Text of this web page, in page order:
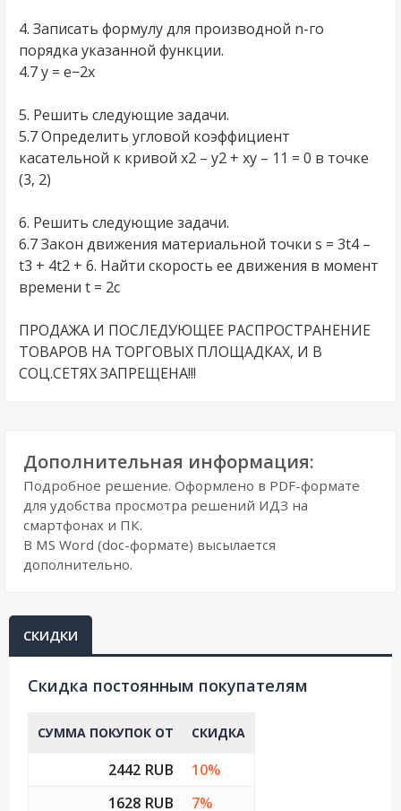
4. Записать формулу для производной n-го
порядка указанной функции.
4.7 y = e−2x
5. Решить следующие задачи.
5.7 Определить угловой коэффициент
касательной к кривой x2 – y2 + xy – 11 = 0 в точке
(3, 2)
6. Решить следующие задачи.
6.7 Закон движения материальной точки s = 3t4 –
t3 + 4t2 + 6. Найти скорость ее движения в момент
времени t = 2c
ПРОДАЖА И ПОСЛЕДУЮЩЕЕ РАСПРОСТРАНЕНИЕ
ТОВАРОВ НА ТОРГОВЫХ ПЛОЩАДКАХ, И В
СОЦ.СЕТЯХ ЗАПРЕЩЕНА!!!
Дополнительная информация:
Подробное решение. Оформлено в PDF-формате
для удобства просмотра решений ИДЗ на
смартфонах и ПК.
В MS Word (doc-формате) высылается
дополнительно.
СКИДКИ
Cкидка постоянным покупателям
СУММА ПОКУПОК ОТ СКИДКА
2442 RUB
10%
1628 RUB
7%